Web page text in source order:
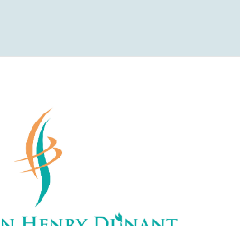
Henry
América Latina